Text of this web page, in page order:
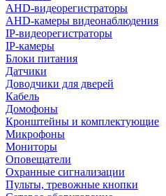
AHD-видеорегистраторы
AHD-камеры видеонаблюдения
IP-видеорегистраторы
IP-камеры
Блоки питания
Датчики
Доводчики для дверей
Кабель
Домофоны
Кронштейны и комплектующие
Микрофоны
Мониторы
Оповещатели
Охранные сигнализации
Пульты, тревожные кнопки